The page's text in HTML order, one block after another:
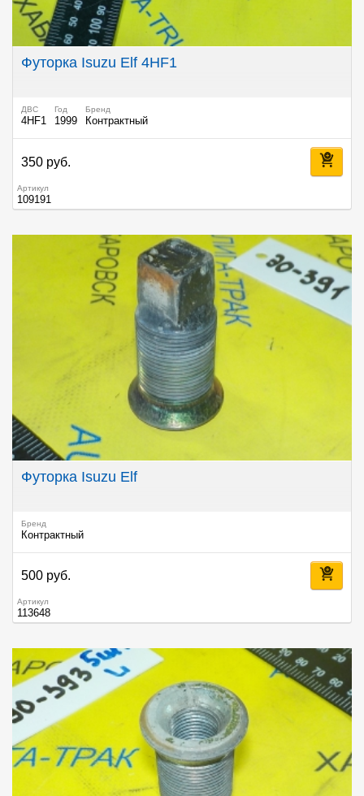
Футорка Isuzu Elf 4HF1
ДВС
4HF1
Год
1999
Бренд
Контрактный
350 руб.
Артикул
109191
Футорка Isuzu Elf
Бренд
Контрактный
500 руб.
Артикул
113648